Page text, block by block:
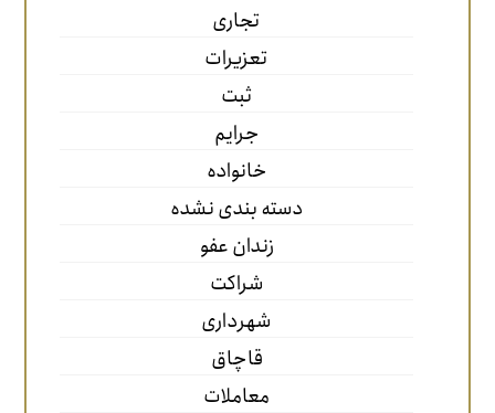
تجاری
تعزیرات
ثبت
جرایم
خانواده
دسته بندی نشده
زندان عفو
شراکت
شهرداری
قاچاق
معاملات